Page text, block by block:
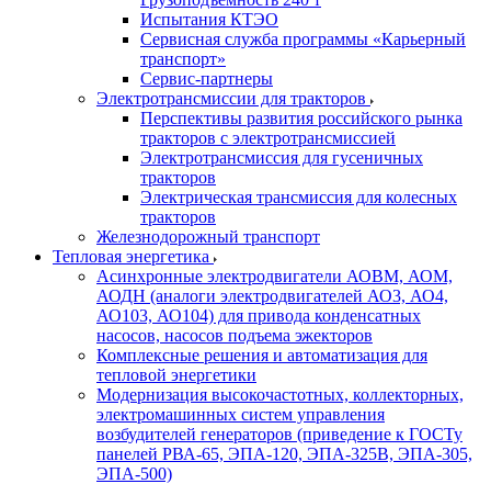
Испытания КТЭО
Сервисная служба программы «Карьерный
транспорт»
Сервис-партнеры
Электротрансмиссии для тракторов
Перспективы развития российского рынка
тракторов с электротрансмиссией
Электротрансмиссия для гусеничных
тракторов
Электрическая трансмиссия для колесных
тракторов
Железнодорожный транспорт
Тепловая энергетика
Асинхронные электродвигатели АОВМ, АОМ,
АОДН (аналоги электродвигателей АО3, АО4,
АО103, АО104) для привода конденсатных
насосов, насосов подъема эжекторов
Комплексные решения и автоматизация для
тепловой энергетики
Модернизация высокочастотных, коллекторных,
электромашинных систем управления
возбудителей генераторов (приведение к ГОСТу
панелей РВА-65, ЭПА-120, ЭПА-325В, ЭПА-305,
ЭПА-500)